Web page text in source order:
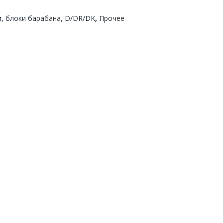
блоки барабана, D/DR/DK, Прочее